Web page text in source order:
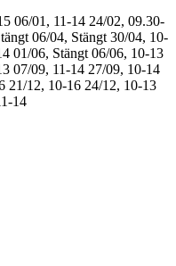
06/01, 11-14 24/02, 09.30-
06/04, Stängt 30/04, 10-
01/06, Stängt 06/06, 10-13
07/09, 11-14 27/09, 10-14
21/12, 10-16 24/12, 10-13
14